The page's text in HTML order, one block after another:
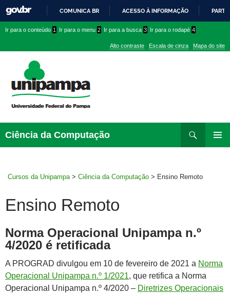
PARA
CONTEÚDO
COMUNICA BR ACESSO À INFORMAÇÃO
conteúdo
menu
superior
menu
Ir para o conteúdo 1 Ir para o menu 2 Ir para a busca 3 Ir para o rodapé 4
Alto contraste Escala de cinza Mapa do site
Ciência da Computação
Cursos da Unipampa > Ciência da Computação > Ensino Remoto
Ensino Remoto
Norma Operacional Unipampa n.º
4/2020 é retificada
A PROGRAD divulgou em 10 de fevereiro de 2021 a Norma
Operacional Unipampa n.º 1/2021, que retifica a Norma
Operacional Unipampa n.º 4/2020 – Diretrizes Operacionais